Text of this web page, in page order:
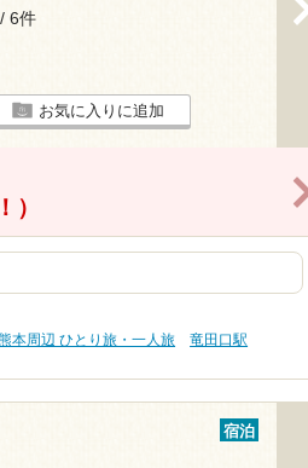
/ 6件
お気に入りに追加
）
本周辺 ひとり旅・一人旅
竜田口駅
宿泊